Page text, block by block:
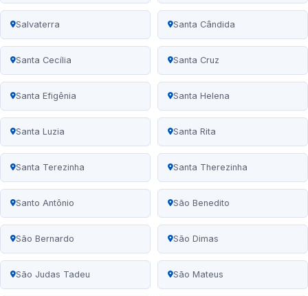
Salvaterra Santa Cândida
Santa Cecília Santa Cruz
Santa Efigênia Santa Helena
Santa Luzia Santa Rita
Santa Terezinha Santa Therezinha
Santo Antônio São Benedito
São Bernardo São Dimas
São Judas Tadeu São Mateus